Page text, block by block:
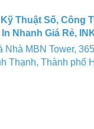
Thuật Số, Công
Nhanh Giá Rẻ,
Nhà MBN Tower,
Thạnh, Thành phố